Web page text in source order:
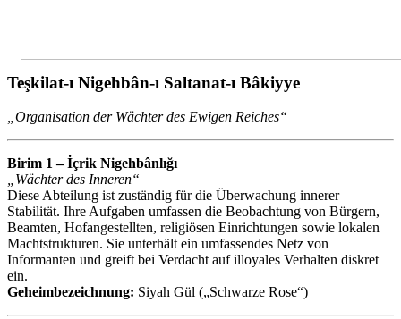
Teşkilat-ı Nigehbân-ı Saltanat-ı Bâkiyye
„Organisation der Wächter des Ewigen Reiches“
Birim 1 – İçrik Nigehbânlığı
„Wächter des Inneren“
Diese Abteilung ist zuständig für die Überwachung innerer
Stabilität. Ihre Aufgaben umfassen die Beobachtung von Bürgern,
Beamten, Hofangestellten, religiösen Einrichtungen sowie lokalen
Machtstrukturen. Sie unterhält ein umfassendes Netz von
Informanten und greift bei Verdacht auf illoyales Verhalten diskret
ein.
Geheimbezeichnung: Siyah Gül („Schwarze Rose“)